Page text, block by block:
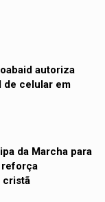
autoriza
de celular em
da Marcha para
reforça
cristã